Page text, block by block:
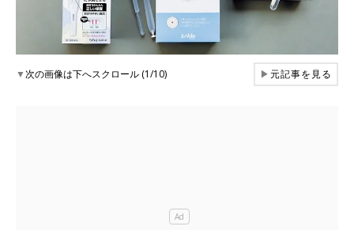
▼次の画像は下へスクロール (1/10) ▶元記事を見る